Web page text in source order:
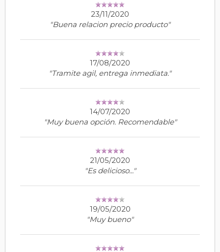
23/11/2020
"Buena relacion precio producto"
17/08/2020
"Tramite agil, entrega inmediata."
14/07/2020
"Muy buena opción. Recomendable"
21/05/2020
"Es delicioso..."
19/05/2020
"Muy bueno"